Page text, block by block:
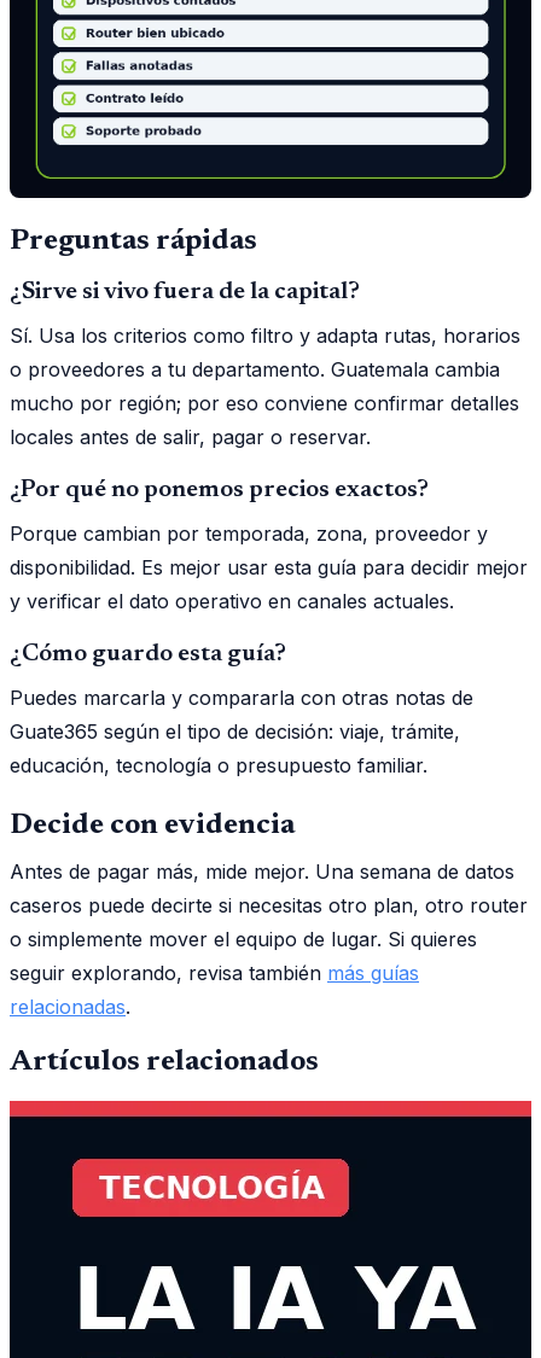
Preguntas rápidas
¿Sirve si vivo fuera de la capital?
Sí. Usa los criterios como filtro y adapta rutas, horarios
o proveedores a tu departamento. Guatemala cambia
mucho por región; por eso conviene confirmar detalles
locales antes de salir, pagar o reservar.
¿Por qué no ponemos precios exactos?
Porque cambian por temporada, zona, proveedor y
disponibilidad. Es mejor usar esta guía para decidir mejor
y verificar el dato operativo en canales actuales.
¿Cómo guardo esta guía?
Puedes marcarla y compararla con otras notas de
Guate365 según el tipo de decisión: viaje, trámite,
educación, tecnología o presupuesto familiar.
Decide con evidencia
Antes de pagar más, mide mejor. Una semana de datos
caseros puede decirte si necesitas otro plan, otro router
o simplemente mover el equipo de lugar. Si quieres
seguir explorando, revisa también más guías
relacionadas.
Artículos relacionados